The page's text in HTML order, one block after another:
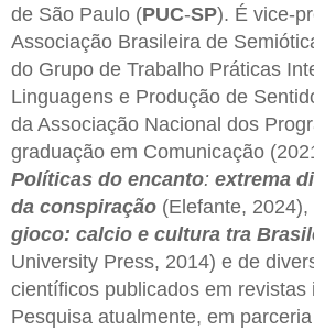
de São Paulo (PUC-SP). É vice-
Associação Brasileira de
do Grupo de Trabalho Práticas
Linguagens e Produção de
da Associação Nacional dos
graduação em Comunicação
Políticas do encanto: extrema
da conspiração (Elefante, 2024),
gioco: calcio e cultura tra
University Press, 2014) e de
científicos publicados em revistas
Pesquisa atualmente, em